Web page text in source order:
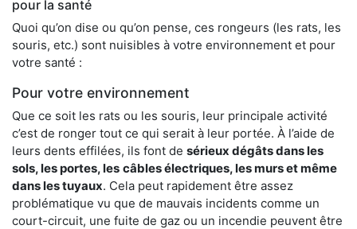
pour la santé
Quoi qu’on dise ou qu’on pense, ces rongeurs (les rats, les
souris, etc.) sont nuisibles à votre environnement et pour
votre santé :
Pour votre environnement
Que ce soit les rats ou les souris, leur principale activité
c’est de ronger tout ce qui serait à leur portée. À l’aide de
leurs dents effilées, ils font de sérieux dégâts dans les
sols, les portes, les câbles électriques, les murs et même
dans les tuyaux. Cela peut rapidement être assez
problématique vu que de mauvais incidents comme un
court-circuit, une fuite de gaz ou un incendie peuvent être